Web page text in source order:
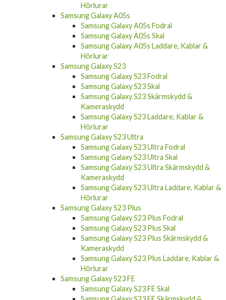
Hörlurar
Samsung Galaxy A05s
Samsung Galaxy A05s Fodral
Samsung Galaxy A05s Skal
Samsung Galaxy A05s Laddare, Kablar &
Hörlurar
Samsung Galaxy S23
Samsung Galaxy S23 Fodral
Samsung Galaxy S23 Skal
Samsung Galaxy S23 Skärmskydd &
Kameraskydd
Samsung Galaxy S23 Laddare, Kablar &
Hörlurar
Samsung Galaxy S23 Ultra
Samsung Galaxy S23 Ultra Fodral
Samsung Galaxy S23 Ultra Skal
Samsung Galaxy S23 Ultra Skärmskydd &
Kameraskydd
Samsung Galaxy S23 Ultra Laddare, Kablar &
Hörlurar
Samsung Galaxy S23 Plus
Samsung Galaxy S23 Plus Fodral
Samsung Galaxy S23 Plus Skal
Samsung Galaxy S23 Plus Skärmskydd &
Kameraskydd
Samsung Galaxy S23 Plus Laddare, Kablar &
Hörlurar
Samsung Galaxy S23 FE
Samsung Galaxy S23 FE Skal